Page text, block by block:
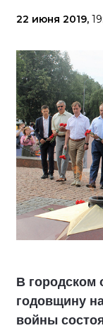
22 июня 2019,
В городском
годовщину
войны